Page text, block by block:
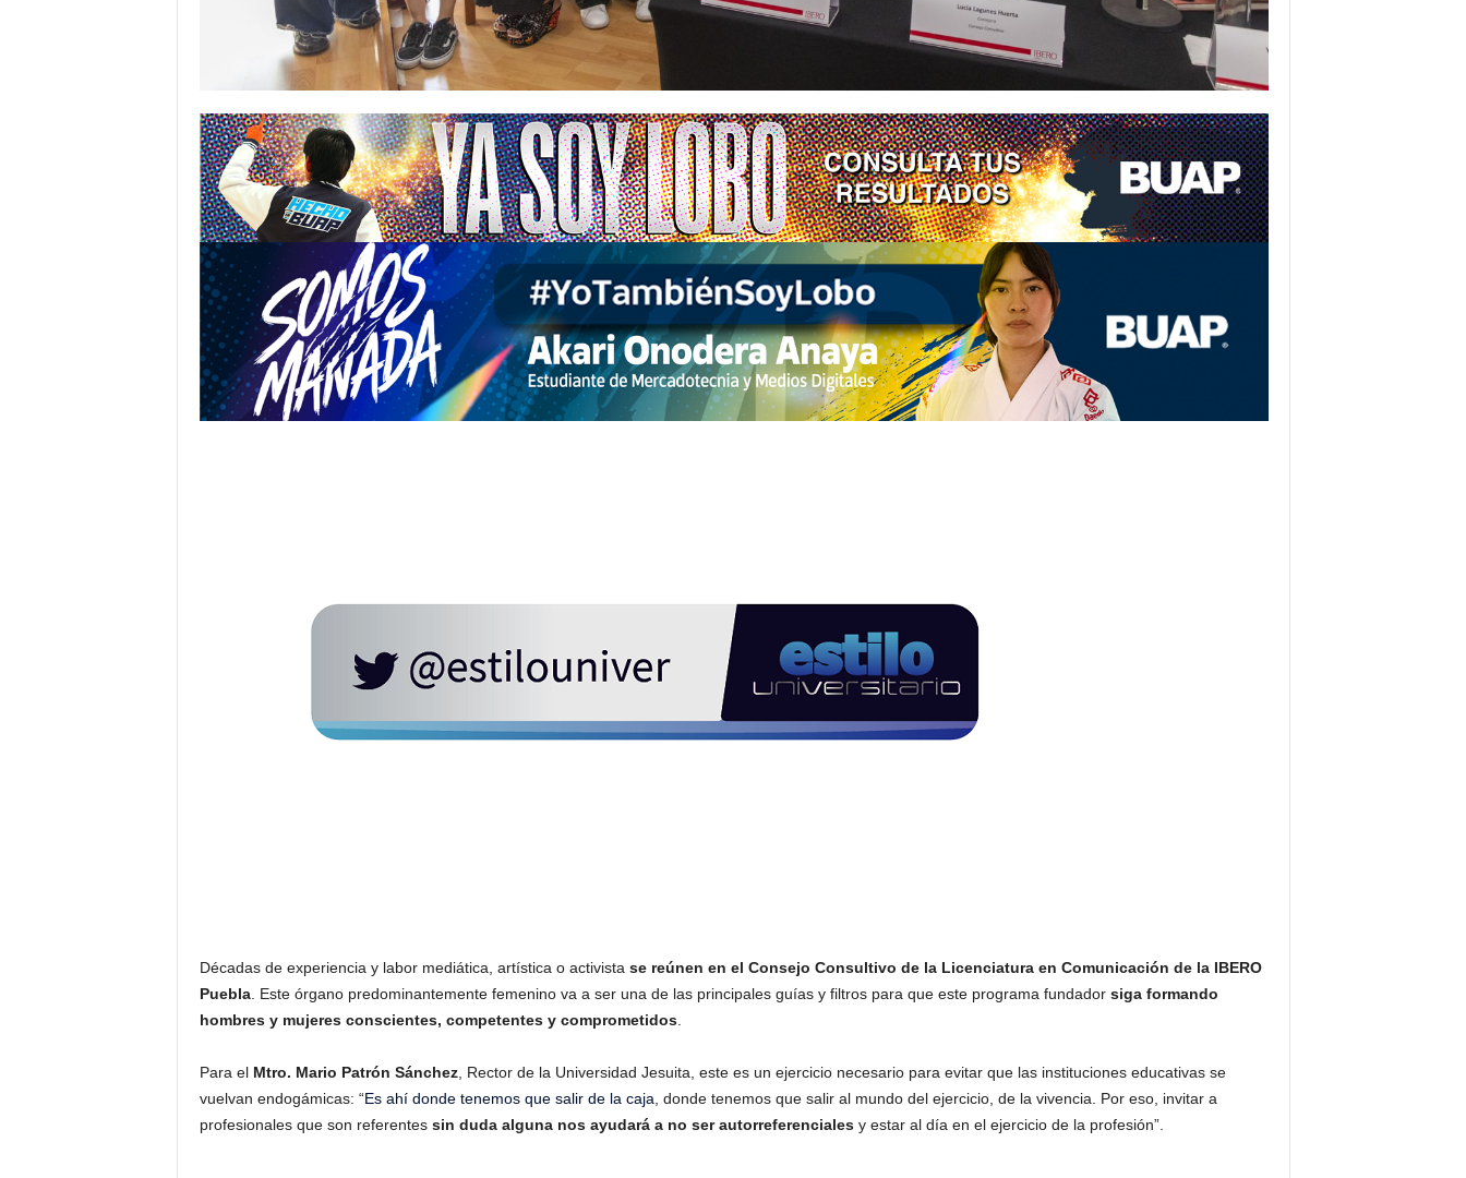
Décadas de experiencia y labor mediática, artística o activista se reúnen en el Consejo Consultivo de la Licenciatura en Comunicación de la IBERO
Puebla. Este órgano predominantemente femenino va a ser una de las principales guías y filtros para que este programa fundador siga formando
hombres y mujeres conscientes, competentes y comprometidos.
Para el Mtro. Mario Patrón Sánchez, Rector de la Universidad Jesuita, este es un ejercicio necesario para evitar que las instituciones educativas se
vuelvan endogámicas: “Es ahí donde tenemos que salir de la caja, donde tenemos que salir al mundo del ejercicio, de la vivencia. Por eso, invitar a
profesionales que son referentes sin duda alguna nos ayudará a no ser autorreferenciales y estar al día en el ejercicio de la profesión”.